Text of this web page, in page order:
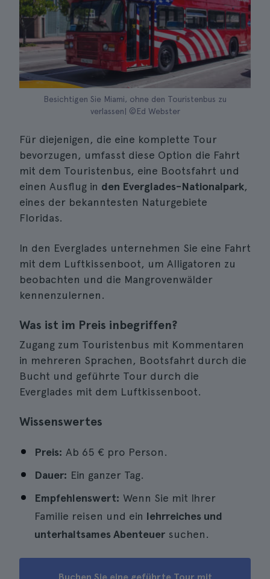
Besichtigen Sie Miami, ohne den Touristenbus zu
verlassen| ©Ed Webster
Für diejenigen, die eine komplette Tour
bevorzugen, umfasst diese Option die Fahrt
mit dem Touristenbus, eine Bootsfahrt und
einen Ausflug in den Everglades-Nationalpark,
eines der bekanntesten Naturgebiete
Floridas.
In den Everglades unternehmen Sie eine Fahrt
mit dem Luftkissenboot, um Alligatoren zu
beobachten und die Mangrovenwälder
kennenzulernen.
Was ist im Preis inbegriffen?
Zugang zum Touristenbus mit Kommentaren
in mehreren Sprachen, Bootsfahrt durch die
Bucht und geführte Tour durch die
Everglades mit dem Luftkissenboot.
Wissenswertes
Preis: Ab 65 € pro Person.
Dauer: Ein ganzer Tag.
Empfehlenswert: Wenn Sie mit Ihrer
Familie reisen und ein lehrreiches und
unterhaltsames Abenteuer suchen.